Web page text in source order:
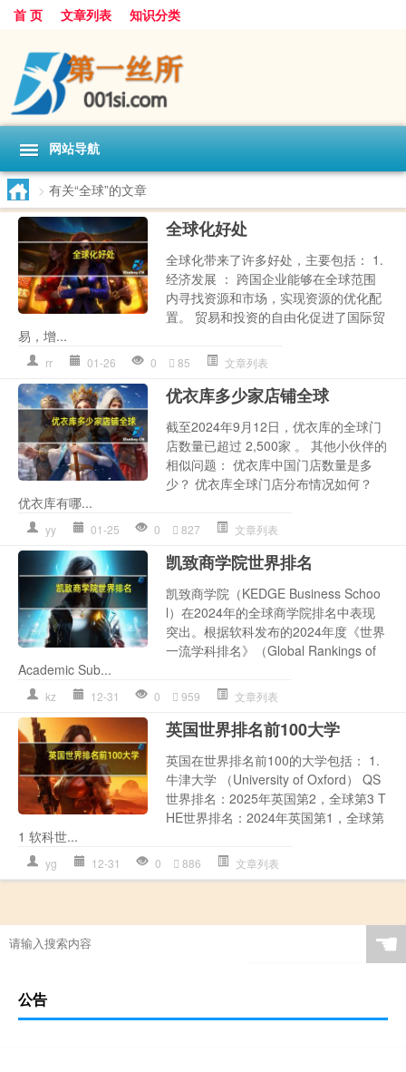
首 页 文章列表 知识分类
网站导航
> 有关“全球”的文章
全球化好处
全球化带来了许多好处，主要包括： 1.
经济发展 ： 跨国企业能够在全球范围
内寻找资源和市场，实现资源的优化配
置。 贸易和投资的自由化促进了国际贸
易，增...
rr 01-26 0 85 文章列表
优衣库多少家店铺全球
截至2024年9月12日，优衣库的全球门
店数量已超过 2,500家 。 其他小伙伴的
相似问题： 优衣库中国门店数量是多
少？ 优衣库全球门店分布情况如何？
优衣库有哪...
yy 01-25 0 827 文章列表
凯致商学院世界排名
凯致商学院（KEDGE Business Schoo
l）在2024年的全球商学院排名中表现
突出。根据软科发布的2024年度《世界
一流学科排名》（Global Rankings of
Academic Sub...
kz 12-31 0 959 文章列表
英国世界排名前100大学
英国在世界排名前100的大学包括： 1.
牛津大学 （University of Oxford） QS
世界排名：2025年英国第2，全球第3 T
HE世界排名：2024年英国第1，全球第
1 软科世...
yg 12-31 0 886 文章列表
☚
公告